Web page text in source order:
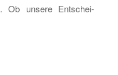
Ob un­se­re Ent­schei­